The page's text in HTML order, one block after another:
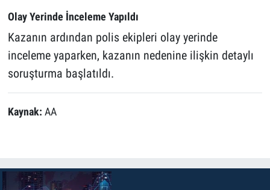
Olay Yerinde İnceleme Yapıldı
Kazanın ardından polis ekipleri olay yerinde
inceleme yaparken, kazanın nedenine ilişkin detaylı
soruşturma başlatıldı.
Kaynak: AA